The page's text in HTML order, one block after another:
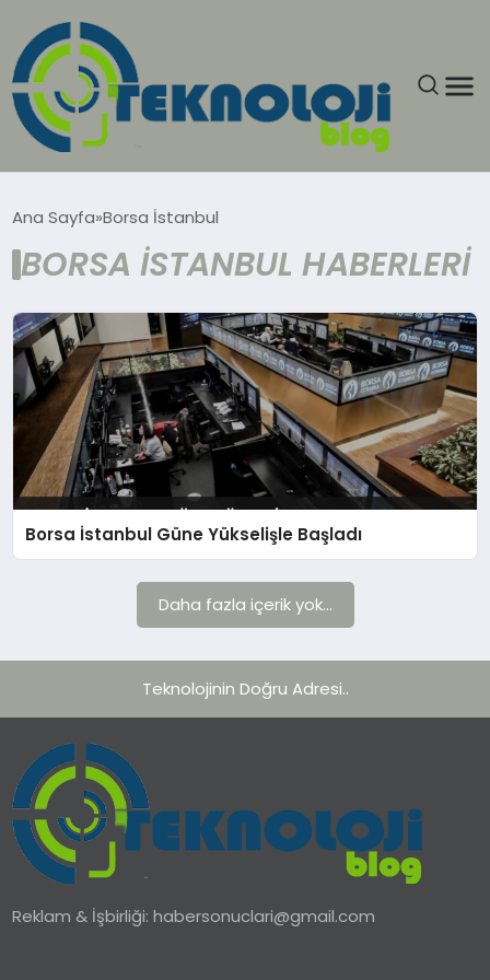
GÜNCEL
EĞITIM
EKONOMI
GENEL
GÜNDEM
TEKNOLOJI
Ana Sayfa Borsa İstanbul
BORSA İSTANBUL HABERLERI
Borsa İstanbul Güne Yükselişle Başladı
Daha fazla içerik yok...
Teknolojinin Doğru Adresi..
Reklam & İşbirliği:habersonuclari@gmail.com